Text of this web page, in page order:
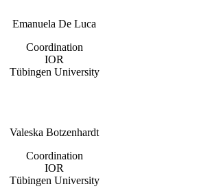
Emanuela De Luca
Coordination
IOR
Tübingen University
Valeska Botzenhardt
Coordination
IOR
Tübingen University